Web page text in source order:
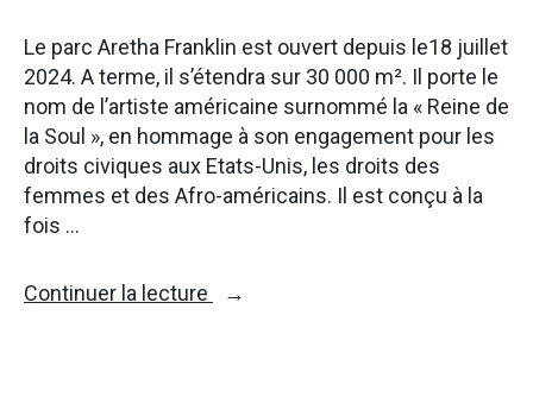
Le parc Aretha Franklin est ouvert depuis le18 juillet
2024. A terme, il s’étendra sur 30 000 m². Il porte le
nom de l’artiste américaine surnommé la « Reine de
la Soul », en hommage à son engagement pour les
droits civiques aux Etats-Unis, les droits des
femmes et des Afro-américains. Il est conçu à la
fois …
Continuer la lecture
« Le